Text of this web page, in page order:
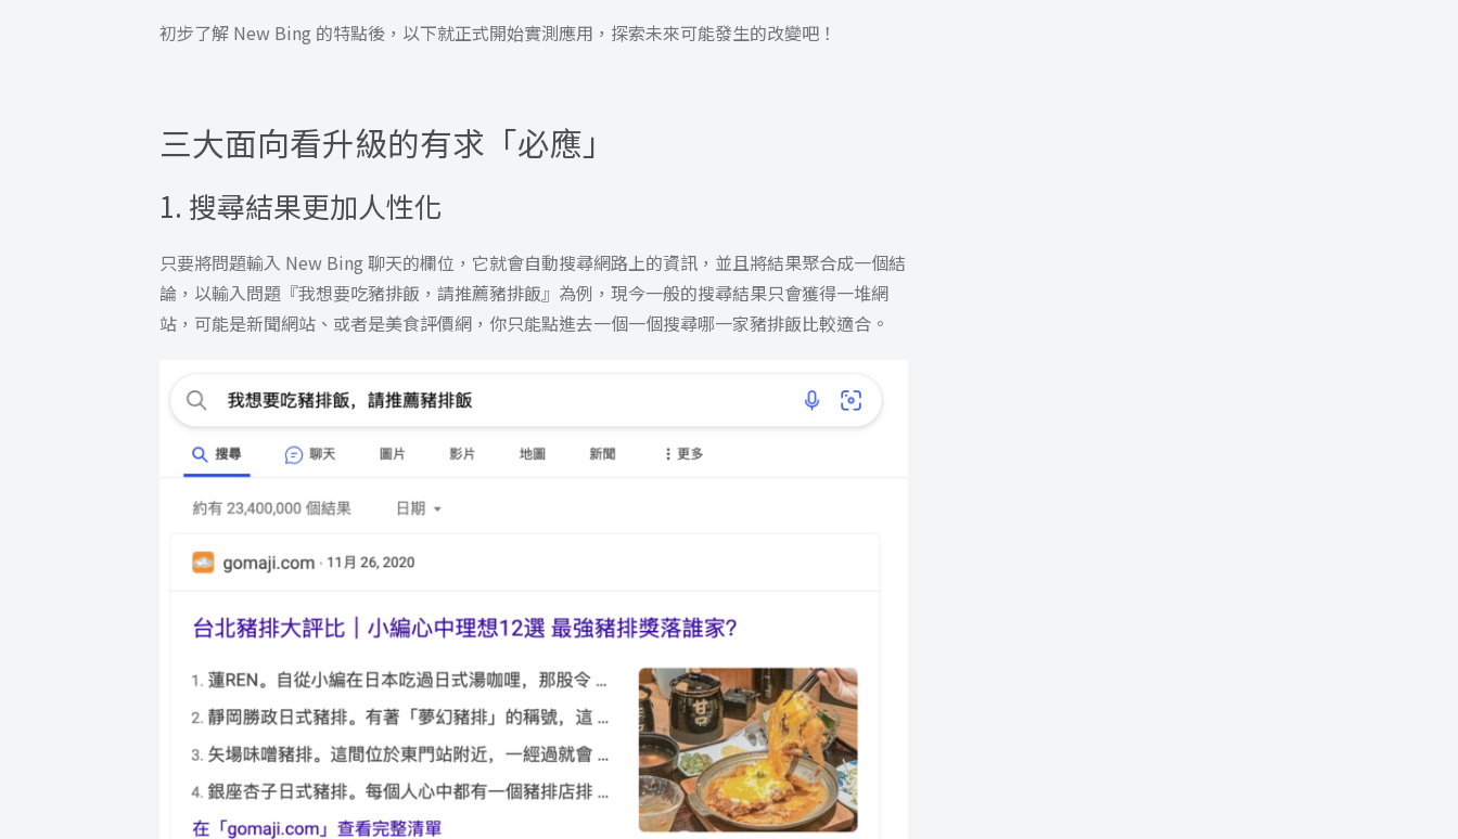
初步了解 New Bing 的特點後，以下就正式開始實測應用，探索未來可能發生的改變吧！
三大面向看升級的有求「必應」
1. 搜尋結果更加人性化
只要將問題輸入 New Bing 聊天的欄位，它就會自動搜尋網路上的資訊，並且將結果聚合成一個結
論，以輸入問題『我想要吃豬排飯，請推薦豬排飯』為例，現今一般的搜尋結果只會獲得一堆網
站，可能是新聞網站、或者是美食評價網，你只能點進去一個一個搜尋哪一家豬排飯比較適合。